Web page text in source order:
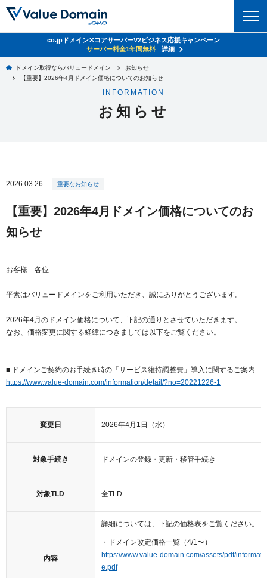
ドメイントップ
.jpドメインオークション
gTLDオークション
人気ドメインの種類
レンタルサーバー
XREA
Oneレンタルサーバー
サイトロック
紹介制度
バリュードメインAPI
ドメイン・ホスティングOEM
Value Domain Analyzer
お問い合わせ
Value Domainにログイン
Value Domain Oneにログイン
以下でもログイン可能
外部サービスでの登録が一部未対応（Google等）
おすすめ One レンタルサーバーを含む最新の機能を使う方
Value Domain Oneアカウント作成
以下でも登録可能
co.jpドメイン✕コアサーバーV2ビジネス応援キャンペーン
サーバー料金1年間無料
詳細
ドメイン取得ならバリュードメイン
お知らせ
【重要】2026年4月ドメイン価格についてのお知らせ
INFORMATION
お知らせ
2026.03.26 重要なお知らせ
【重要】2026年4月ドメイン価格についてのお
知らせ
お客様 各位
平素はバリュードメインをご利用いただき、誠にありがとうございます。
2026年4月のドメイン価格について、下記の通りとさせていただきます。
なお、価格変更に関する経緯につきましては以下をご覧ください。
■ ドメインご契約のお手続き時の「サービス維持調整費」導入に関するご案内
https://www.value-domain.com/information/detail/?no=20221226-1
変更日 2026年4月1日（水）
対象手続き ドメインの登録・更新・移管手続き
対象TLD 全TLD
内容
詳細については、下記の価格表をご覧ください。
・ドメイン改定価格一覧（4/1〜）
https://www.value-domain.com/assets/pdf/
e.pdf